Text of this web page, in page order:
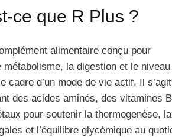
ce que R Plus ?
alimentaire conçu pour
métabolisme, la digestion et le niveau
cadre d’un mode de vie actif. Il s’agit
des acides aminés, des vitamines
pour soutenir la thermogenèse, la
et l’équilibre glycémique au